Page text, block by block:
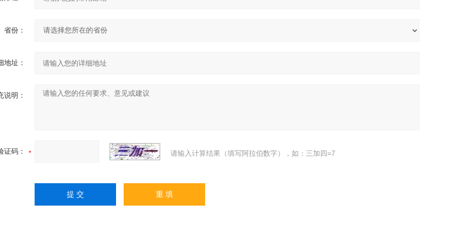
省份：
地址：
说明：
证码： 请输入计算结果（填写阿拉伯数字），如：三加四=7